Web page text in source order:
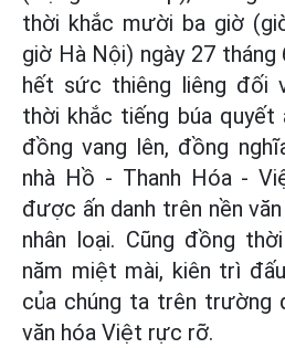
thời khắc mười ba giờ
giờ Hà Nội) ngày 27
hết sức thiêng liêng đối
thời khắc tiếng búa quyết
đồng vang lên, đồng
nhà Hồ - Thanh Hóa -
được ấn danh trên nền
nhân loại. Cũng đồng
năm miệt mài, kiên trì
của chúng ta trên trường
văn hóa Việt rực rỡ.